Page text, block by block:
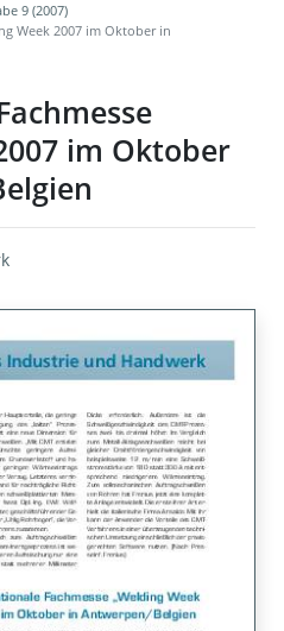
9 (2007)
Week 2007 im Oktober in
im Oktober